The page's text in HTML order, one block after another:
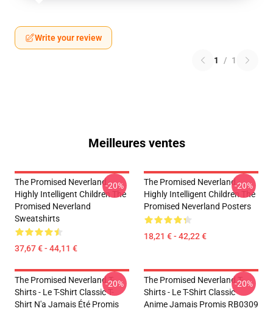
Write your review
1 / 1
Meilleures ventes
The Promised Neverland -
Highly Intelligent Children The
Promised Neverland
Sweatshirts
37,67 € - 44,11 €
-20%
The Promised Neverland -
Highly Intelligent Children The
Promised Neverland Posters
18,21 € - 42,22 €
-20%
The Promised Neverland T-
Shirts - Le T-Shirt Classic T-
Shirt N'a Jamais Été Promis
-20%
The Promised Neverland T-
Shirts - Le T-Shirt Classic
Anime Jamais Promis RB0309
-20%